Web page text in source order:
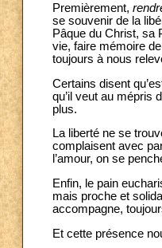
Premièrement,
se souvenir de la
Pâque du Christ, sa
vie, faire mémoire
toujours à nous
Certains disent
qu’il veut au mépris
plus.
La liberté ne se
complaisent avec
l’amour, on se
Enfin, le pain
mais proche et
accompagne,
Et cette présence